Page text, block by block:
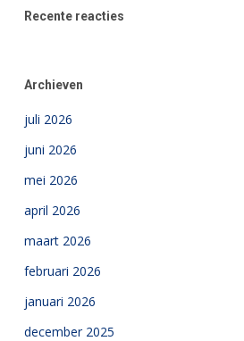
Recente reacties
Archieven
juli 2026
juni 2026
mei 2026
april 2026
maart 2026
februari 2026
januari 2026
december 2025